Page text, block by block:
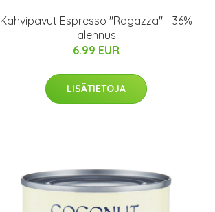
Kahvipavut Espresso "Ragazza" - 36%
alennus
6.99 EUR
LISÄTIETOJA